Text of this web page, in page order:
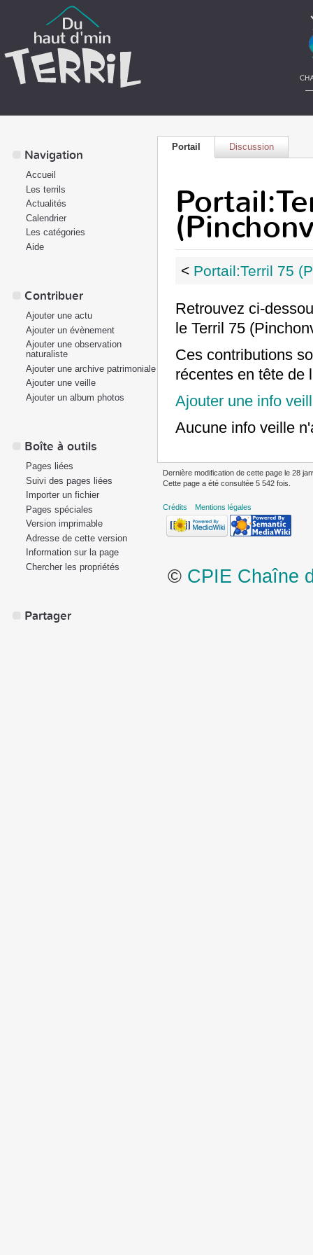
Portail Discussion
< Portail:Terril 75
Retrouvez ci-
le Terril 75
Ces contributions
récentes en tête de
Ajouter une info
Aucune info veille
Navigation
Accueil
Les terrils
Actualités
Calendrier
Les catégories
Aide
Contribuer
Ajouter une actu
Ajouter un évènement
Ajouter une observation
naturaliste
Ajouter une archive patrimoniale
Ajouter une veille
Ajouter un album photos
Boîte à outils
Pages liées
Suivi des pages liées
Importer un fichier
Pages spéciales
Version imprimable
Adresse de cette version
Information sur la page
Chercher les propriétés
Partager
Dernière modification de cette page le 28
Cette page a été consultée 5 542 fois.
Crédits Mentions légales
© CPIE Chaîne